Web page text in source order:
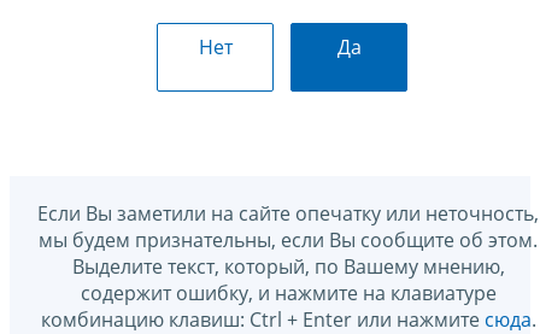
Нет Да
Если Вы заметили на сайте опечатку или неточность,
мы будем признательны, если Вы сообщите об этом.
Выделите текст, который, по Вашему мнению,
содержит ошибку, и нажмите на клавиатуре
комбинацию клавиш: Ctrl + Enter или нажмите сюда.